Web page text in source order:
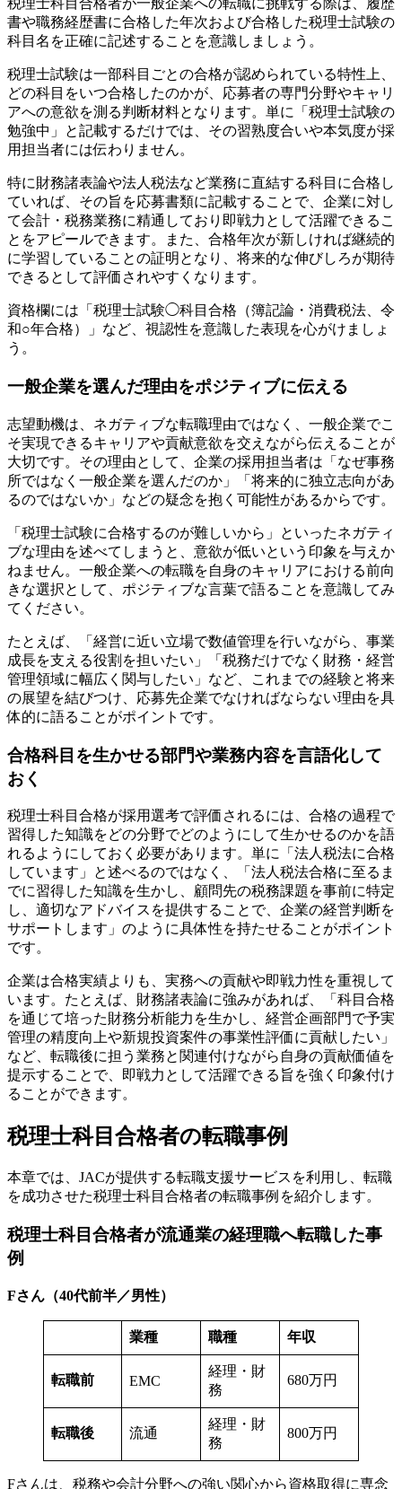
税理士科目合格者が一般企業への転職に挑戦する際は、履歴
書や職務経歴書に合格した年次および合格した税理士試験の
科目名を正確に記述することを意識しましょう。
税理士試験は一部科目ごとの合格が認められている特性上、
どの科目をいつ合格したのかが、応募者の専門分野やキャリ
アへの意欲を測る判断材料となります。単に「税理士試験の
勉強中」と記載するだけでは、その習熟度合いや本気度が採
用担当者には伝わりません。
特に財務諸表論や法人税法など業務に直結する科目に合格し
ていれば、その旨を応募書類に記載することで、企業に対し
て会計・税務業務に精通しており即戦力として活躍できるこ
とをアピールできます。また、合格年次が新しければ継続的
に学習していることの証明となり、将来的な伸びしろが期待
できるとして評価されやすくなります。
資格欄には「税理士試験◯科目合格（簿記論・消費税法、令
和○年合格）」など、視認性を意識した表現を心がけましょ
う。
一般企業を選んだ理由をポジティブに伝える
志望動機は、ネガティブな転職理由ではなく、一般企業でこ
そ実現できるキャリアや貢献意欲を交えながら伝えることが
大切です。その理由として、企業の採用担当者は「なぜ事務
所ではなく一般企業を選んだのか」「将来的に独立志向があ
るのではないか」などの疑念を抱く可能性があるからです。
「税理士試験に合格するのが難しいから」といったネガティ
ブな理由を述べてしまうと、意欲が低いという印象を与えか
ねません。一般企業への転職を自身のキャリアにおける前向
きな選択として、ポジティブな言葉で語ることを意識してみ
てください。
たとえば、「経営に近い立場で数値管理を行いながら、事業
成長を支える役割を担いたい」「税務だけでなく財務・経営
管理領域に幅広く関与したい」など、これまでの経験と将来
の展望を結びつけ、応募先企業でなければならない理由を具
体的に語ることがポイントです。
合格科目を生かせる部門や業務内容を言語化して
おく
税理士科目合格が採用選考で評価されるには、合格の過程で
習得した知識をどの分野でどのようにして生かせるのかを語
れるようにしておく必要があります。単に「法人税法に合格
しています」と述べるのではなく、「法人税法合格に至るま
でに習得した知識を生かし、顧問先の税務課題を事前に特定
し、適切なアドバイスを提供することで、企業の経営判断を
サポートします」のように具体性を持たせることがポイント
です。
企業は合格実績よりも、実務への貢献や即戦力性を重視して
います。たとえば、財務諸表論に強みがあれば、「科目合格
を通じて培った財務分析能力を生かし、経営企画部門で予実
管理の精度向上や新規投資案件の事業性評価に貢献したい」
など、転職後に担う業務と関連付けながら自身の貢献価値を
提示することで、即戦力として活躍できる旨を強く印象付け
ることができます。
税理士科目合格者の転職事例
本章では、JACが提供する転職支援サービスを利用し、転職
を成功させた税理士科目合格者の転職事例を紹介します。
税理士科目合格者が流通業の経理職へ転職した事
例
Fさん（40代前半／男性）
業種 職種 年収
転職前 EMC
経理・財
務
680万円
転職後 流通
経理・財
務
800万円
Fさんは、税務や会計分野への強い関心から資格取得に専念